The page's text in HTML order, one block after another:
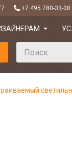
+7 495 780-33-00